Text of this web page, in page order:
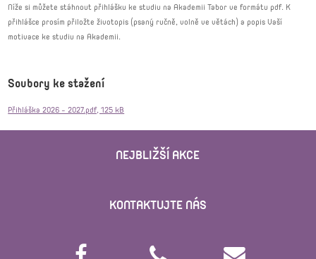
Níže si můžete stáhnout přihlášku ke studiu na Akademii Tabor ve formátu pdf. K
přihlášce prosím přiložte životopis (psaný ručně, volně ve větách) a popis Vaší
motivace ke studiu na Akademii.
Soubory ke stažení
Přihláška 2026 - 2027.pdf, 125 kB
NEJBLIŽŠÍ AKCE
KONTAKTUJTE NÁS